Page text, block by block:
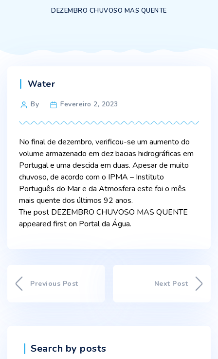
DEZEMBRO CHUVOSO MAS QUENTE
Categories
Water
PostBy Fevereiro 2, 2023
No final de dezembro, verificou-se um aumento do
volume armazenado em dez bacias hidrográficas em
Portugal e uma descida em duas. Apesar de muito
chuvoso, de acordo com o IPMA – Instituto
Português do Mar e da Atmosfera este foi o mês
mais quente dos últimos 92 anos.
The post DEZEMBRO CHUVOSO MAS QUENTE
appeared first on Portal da Água.
Previous Post Next Post
Search by posts